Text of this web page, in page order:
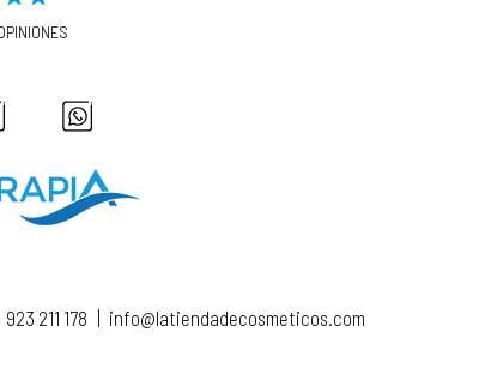
923 211 178 info@latiendadecosmeticos.com